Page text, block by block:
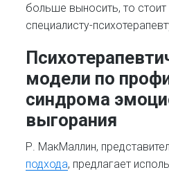
больше выносить, то стоит
специалисту-
модели по
синдрома
выгорания
Р. МакМаллин,
подхода, предлагает